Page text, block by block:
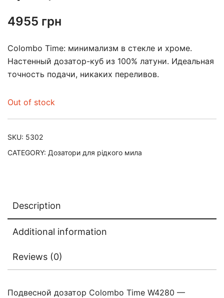
4955 грн
Colombo Time: минимализм в стекле и хроме.
Настенный дозатор-куб из 100% латуни. Идеальная
точность подачи, никаких переливов.
Out of stock
SKU: 5302
CATEGORY: Дозатори для рідкого мила
Description
Additional information
Reviews (0)
Подвесной дозатор Colombo Time W4280 —